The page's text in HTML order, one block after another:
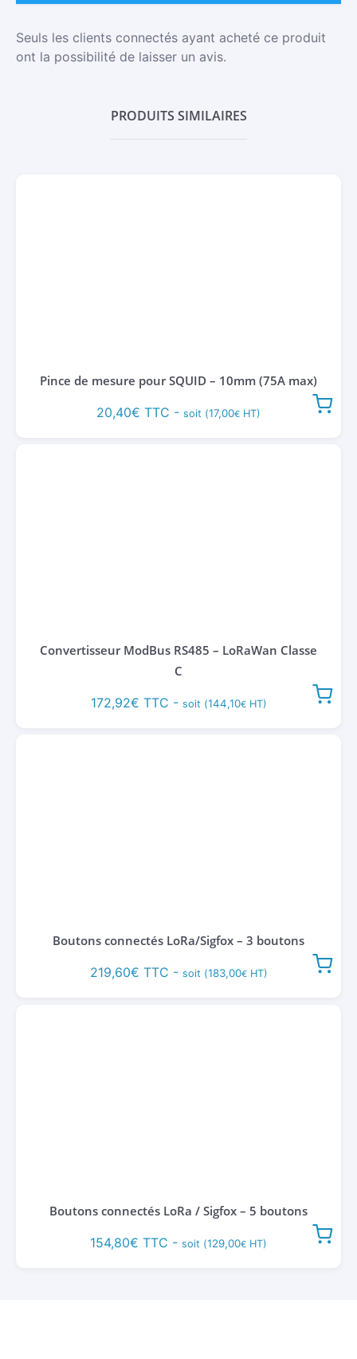
Seuls les clients connectés ayant acheté ce produit
ont la possibilité de laisser un avis.
PRODUITS SIMILAIRES
Pince de mesure pour SQUID – 10mm (75A max)
20,40€ TTC - soit (17,00€ HT)
Convertisseur ModBus RS485 – LoRaWan Classe
C
172,92€ TTC - soit (144,10€HT)
Boutons connectés LoRa/Sigfox – 3 boutons
219,60€ TTC - soit (183,00€HT)
Boutons connectés LoRa / Sigfox – 5 boutons
154,80€ TTC - soit (129,00€ HT)